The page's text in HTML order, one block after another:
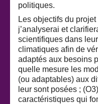
politiques.
Les objectifs du
j’analyserai et
scientifiques dans
climatiques afin de
adaptés aux besoins
quelle mesure les
(ou adaptables) aux
leur sont posées ;
caractéristiques qui